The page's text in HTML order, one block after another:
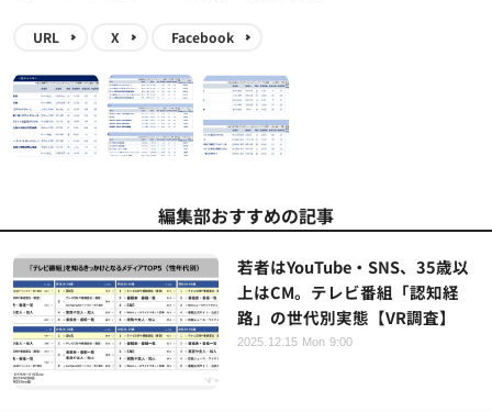
URL X Facebook
編集部おすすめの記事
若者はYouTube・SNS、35歳以
上はCM。テレビ番組「認知経
路」の世代別実態【VR調査】
2025.12.15 Mon 9:00